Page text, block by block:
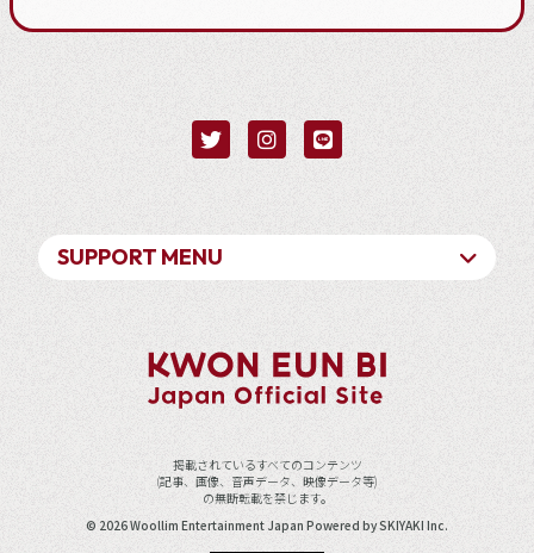
SUPPORT MENU
掲載されているすべてのコンテンツ
(記事、画像、音声データ、映像データ等)
の無断転載を禁じます。
© 2026 Woollim Entertainment Japan Powered bySKIYAKI Inc.